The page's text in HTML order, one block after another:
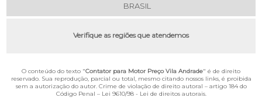
BRASIL
Verifique as regiões que atendemos
O conteúdo do texto "Contator para Motor Preço Vila Andrade" é de direito
reservado. Sua reprodução, parcial ou total, mesmo citando nossos links, é proibida
sem a autorização do autor. Crime de violação de direito autoral – artigo 184 do
Código Penal – Lei 9610/98 - Lei de direitos autorais.